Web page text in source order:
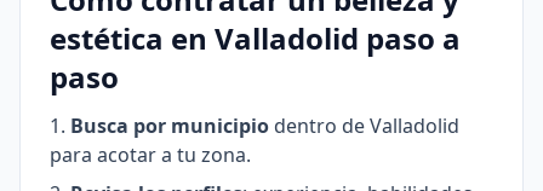
estética en Valladolid paso a
paso
Busca por municipio dentro de Valladolid
para acotar a tu zona.